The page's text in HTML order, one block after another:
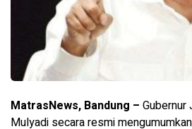
MatrasNews, Bandung – Gubernur
Mulyadi secara resmi